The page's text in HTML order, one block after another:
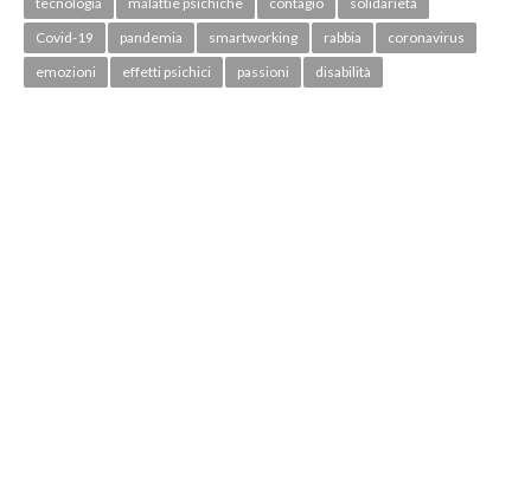
Covid-19
pandemia smartworking rabbia
coronavirus
emozioni
effetti psichici passioni disabilità